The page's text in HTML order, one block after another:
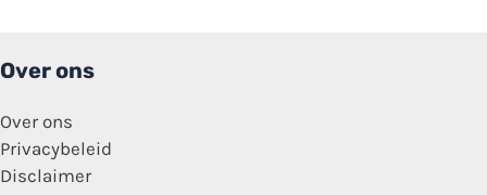
Over ons
Over ons
Privacybeleid
Disclaimer